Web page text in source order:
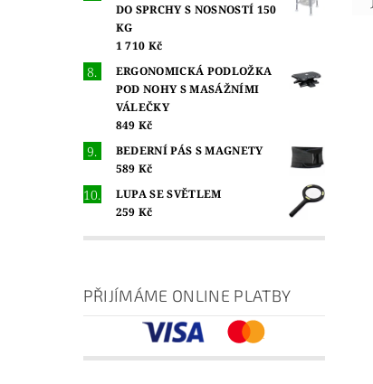
DO SPRCHY S NOSNOSTÍ 150
KG
1 710 Kč
ERGONOMICKÁ PODLOŽKA
POD NOHY S MASÁŽNÍMI
VÁLEČKY
849 Kč
BEDERNÍ PÁS S MAGNETY
589 Kč
LUPA SE SVĚTLEM
259 Kč
PŘIJÍMÁME ONLINE PLATBY